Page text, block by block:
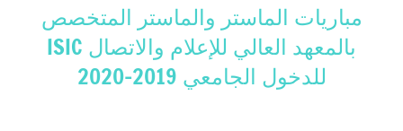
مباريات الماستر والماستر المتخصص
بالمعهد العالي للإعلام والاتصال ISIC
للدخول الجامعي 2019-2020